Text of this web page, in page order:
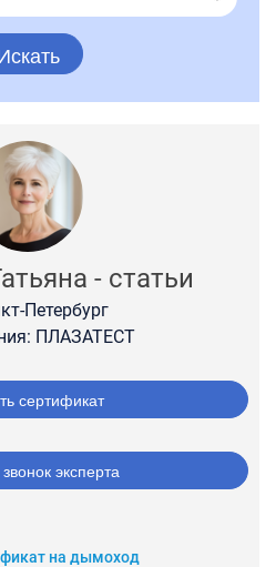
- статьи
Петербург
ПЛАЗАТЕСТ
сертификат
эксперта
на дымоход